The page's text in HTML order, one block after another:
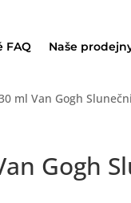
FAQ Naše
ml Van Gogh
Gogh